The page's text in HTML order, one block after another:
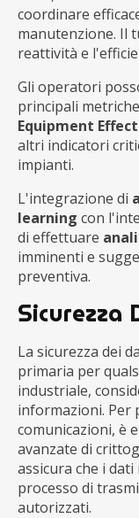
coordinare
manutenzione. Il
reattività e
Gli operatori
principali
Equipment
altri indicatori
impianti.
L'integrazione di
learning con
di effettuare
imminenti e
preventiva.
Sicurezza
La sicurezza dei
primaria per
industriale,
informazioni. Per
comunicazioni, è
avanzate di
assicura che i
processo di
autorizzati.